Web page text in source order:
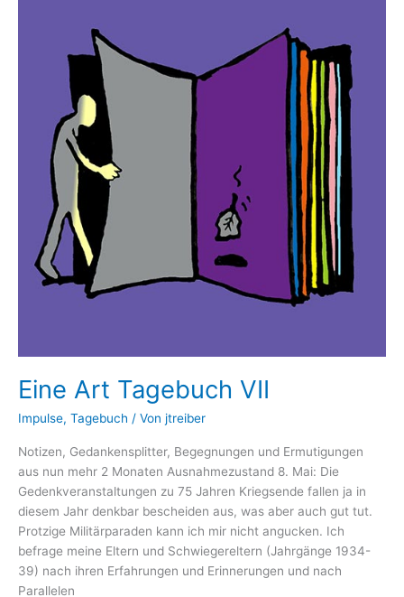
Eine Art Tagebuch VII
Impulse, Tagebuch / Von jtreiber
Notizen, Gedankensplitter, Begegnungen und Ermutigungen
aus nun mehr 2 Monaten Ausnahmezustand 8. Mai: Die
Gedenkveranstaltungen zu 75 Jahren Kriegsende fallen ja in
diesem Jahr denkbar bescheiden aus, was aber auch gut tut.
Protzige Militärparaden kann ich mir nicht angucken. Ich
befrage meine Eltern und Schwiegereltern (Jahrgänge 1934-
39) nach ihren Erfahrungen und Erinnerungen und nach
Parallelen